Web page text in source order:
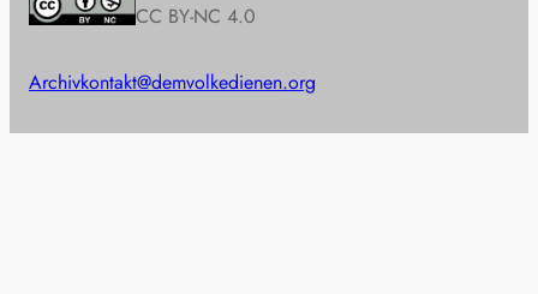
CC BY-NC 4.0
Archivkontakt@demvolkedienen.org